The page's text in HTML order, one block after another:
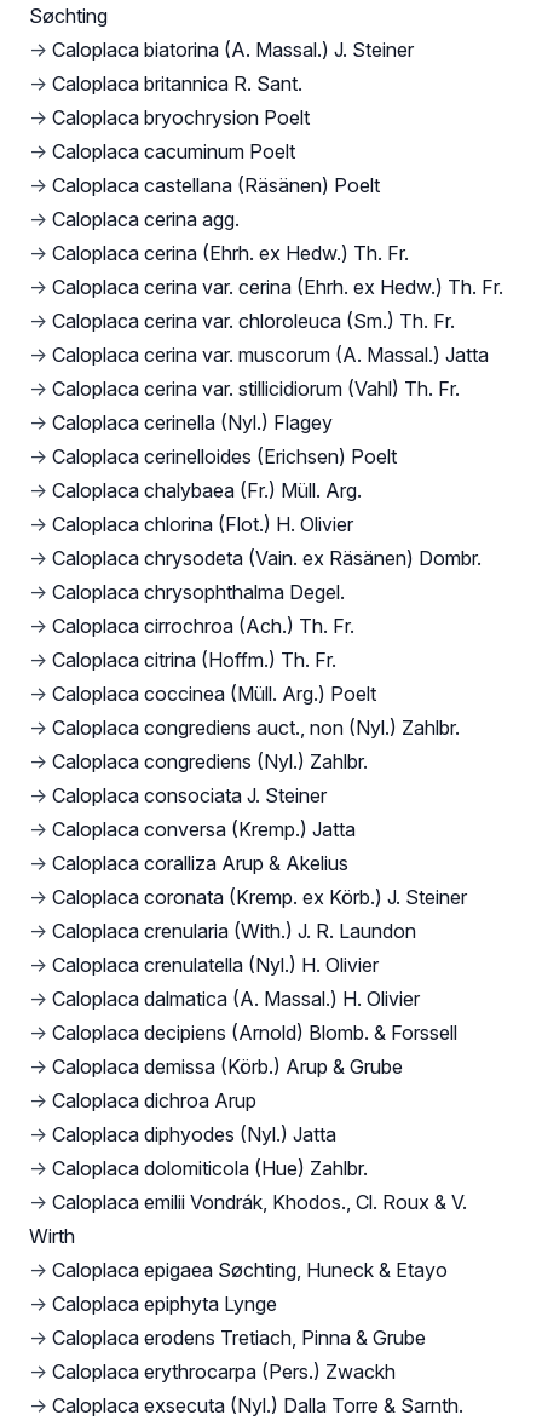
Søchting
→ Caloplaca biatorina (A. Massal.) J. Steiner
→ Caloplaca britannica R. Sant.
→ Caloplaca bryochrysion Poelt
→ Caloplaca cacuminum Poelt
→ Caloplaca castellana (Räsänen) Poelt
→ Caloplaca cerina agg.
→ Caloplaca cerina (Ehrh. ex Hedw.) Th. Fr.
→ Caloplaca cerina var. cerina (Ehrh. ex Hedw.) Th. Fr.
→ Caloplaca cerina var. chloroleuca (Sm.) Th. Fr.
→ Caloplaca cerina var. muscorum (A. Massal.) Jatta
→ Caloplaca cerina var. stillicidiorum (Vahl) Th. Fr.
→ Caloplaca cerinella (Nyl.) Flagey
→ Caloplaca cerinelloides (Erichsen) Poelt
→ Caloplaca chalybaea (Fr.) Müll. Arg.
→ Caloplaca chlorina (Flot.) H. Olivier
→ Caloplaca chrysodeta (Vain. ex Räsänen) Dombr.
→ Caloplaca chrysophthalma Degel.
→ Caloplaca cirrochroa (Ach.) Th. Fr.
→ Caloplaca citrina (Hoffm.) Th. Fr.
→ Caloplaca coccinea (Müll. Arg.) Poelt
→ Caloplaca congrediens auct., non (Nyl.) Zahlbr.
→ Caloplaca congrediens (Nyl.) Zahlbr.
→ Caloplaca consociata J. Steiner
→ Caloplaca conversa (Kremp.) Jatta
→ Caloplaca coralliza Arup & Akelius
→ Caloplaca coronata (Kremp. ex Körb.) J. Steiner
→ Caloplaca crenularia (With.) J. R. Laundon
→ Caloplaca crenulatella (Nyl.) H. Olivier
→ Caloplaca dalmatica (A. Massal.) H. Olivier
→ Caloplaca decipiens (Arnold) Blomb. & Forssell
→ Caloplaca demissa (Körb.) Arup & Grube
→ Caloplaca dichroa Arup
→ Caloplaca diphyodes (Nyl.) Jatta
→ Caloplaca dolomiticola (Hue) Zahlbr.
→ Caloplaca emilii Vondrák, Khodos., Cl. Roux & V.
Wirth
→ Caloplaca epigaea Søchting, Huneck & Etayo
→ Caloplaca epiphyta Lynge
→ Caloplaca erodens Tretiach, Pinna & Grube
→ Caloplaca erythrocarpa (Pers.) Zwackh
→ Caloplaca exsecuta (Nyl.) Dalla Torre & Sarnth.